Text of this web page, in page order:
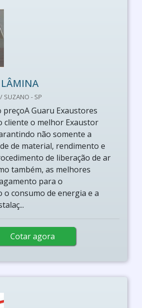
LÂMINA
SUZANO - SP
preçoA Guaru Exaustores
cliente o melhor Exaustor
não somente a
de material, rendimento e
de liberação de ar
também, as melhores
para o
o consumo de energia e a
Cotar agora